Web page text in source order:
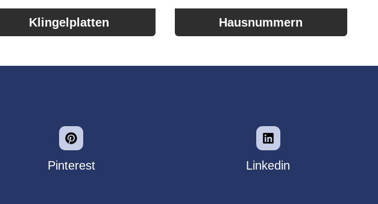
Klingelplatten Hausnummern
Pinterest Linkedin